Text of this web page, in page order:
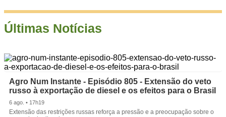
Últimas Notícias
Agro Num Instante - Episódio 805 - Extensão do veto
russo à exportação de diesel e os efeitos para o Brasil
6 ago. • 17h19
Extensão das restrições russas reforça a pressão e a preocupação sobre o